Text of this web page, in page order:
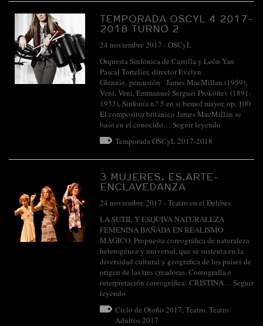
TEMPORADA OSCYL 4 2017-
2018 TURNO 2
24 noviembre 2017 -OSCyL
Orquesta Sinfónica de Castilla y León Yan
Pascal Tortelier, director Evelyn
Glennie, percusión James MacMillan (1959),
Veni, Veni, Emmanuel Serguéi Prokófiev (1891-
1953), Sinfonía n.º 5 en si bemol mayor, op. 100
El compositor británico James MacMillan se
basó en el conocido… Seguir leyendo
Temporada OSCyL 2017-2018
3 MUJERES. ES.ARTE-
ENCLAVEDANZA
24 noviembre 2017 -Teatro en el Delibes
LA SUTIL Y ESQUIVA NATURALEZA
FEMENINA BAÑADA EN REALISMO
MÁGICO. Propuesta coreográfica de naturaleza
heterogénea y universal, que se sustenta en la
diversidad cultural y geográfica de los países de
origen de las tres creadoras. Coreografía e
interpretación coreográfica: CRISTINA… Seguir
leyendo
Ciclo de Otoño 2017, Teatro, Teatro
Adultos 2017